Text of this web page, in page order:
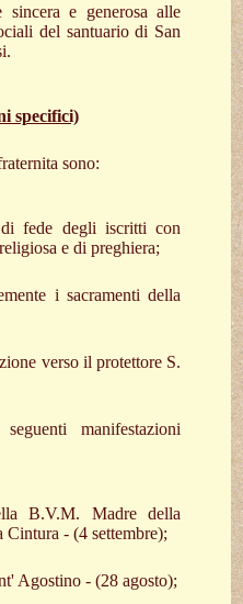
e generosa alle
del santuario di San
specifici)
sono:
fede degli iscritti con
e di preghiera;
i sacramenti della
verso il protettore S.
manifestazioni
B.V.M. Madre della
Cintura - (4 settembre);
Agostino - (28 agosto);